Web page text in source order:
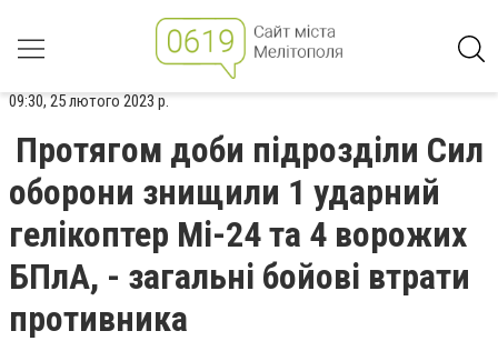
09:30, 25 лютого 2023 р.
Протягом доби підрозділи Сил
оборони знищили 1 ударний
гелікоптер Мі-24 та 4 ворожих
БПлА, - загальні бойові втрати
противника